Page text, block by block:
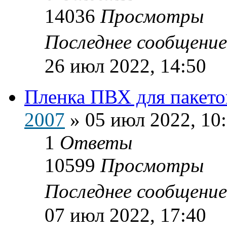
14036 Просмотры
Последнее
26 июл 2022, 14:50
Пленка ПВХ для
2007 » 05 июл 2022,
1 Ответы
10599 Просмотры
Последнее
07 июл 2022, 17:40